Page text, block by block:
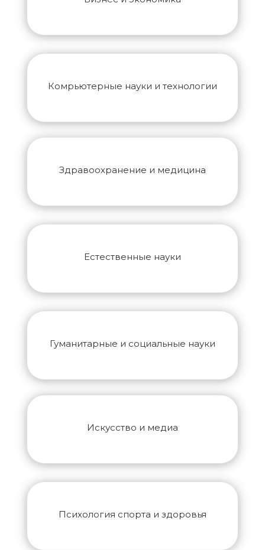
Комрьютерные науки и технологии
Здравоохранение и медицина
Естественные науки
Гуманитарные и социальные науки
Искусство и медиа
Психология спорта и здоровья